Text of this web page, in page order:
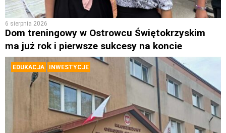
6 sierpnia 2026
Dom treningowy w Ostrowcu Świętokrzyskim
ma już rok i pierwsze sukcesy na koncie
EDUKACJA INWESTYCJE